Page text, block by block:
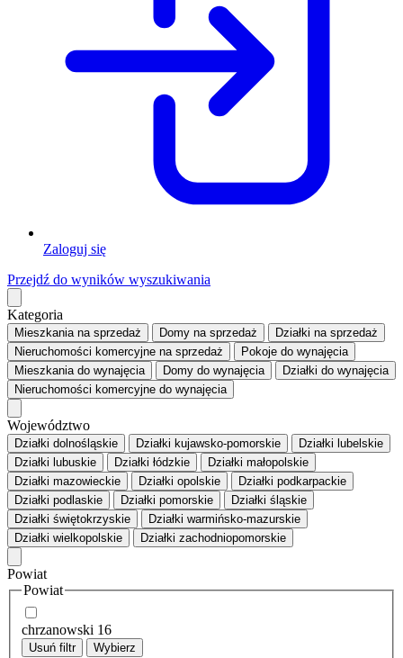
Zaloguj się
Przejdź do wyników wyszukiwania
Kategoria
Mieszkaniana sprzedaż Domy na sprzedaż Działki na sprzedaż
Nieruchomości komercyjne na sprzedaż Pokoje do wynajęcia
Mieszkaniado wynajęcia Domy do wynajęcia Działki do wynajęcia
Nieruchomości komercyjne do wynajęcia
Województwo
Działki dolnośląskie Działki kujawsko-pomorskie
Działki lubelskie
Działki lubuskie
Działki łódzkie
Działki małopolskie
Działki mazowieckie
Działki opolskie
Działki podkarpackie
Działki podlaskie
Działki pomorskie
Działki śląskie
Działki świętokrzyskie
Działki warmińsko-mazurskie
Działki wielkopolskie
Działki zachodniopomorskie
Powiat
Powiat
chrzanowski 16
Usuń filtr Wybierz